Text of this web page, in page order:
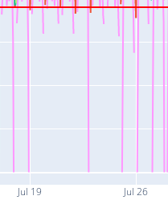
Jul 19 Jul 26